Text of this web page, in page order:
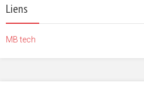
Liens
MB tech